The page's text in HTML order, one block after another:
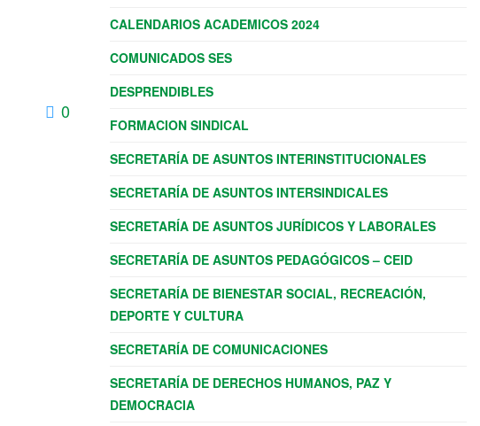
0
CALENDARIOS ACADEMICOS 2024
COMUNICADOS SES
DESPRENDIBLES
FORMACION SINDICAL
SECRETARÍA DE ASUNTOS INTERINSTITUCIONALES
SECRETARÍA DE ASUNTOS INTERSINDICALES
SECRETARÍA DE ASUNTOS JURÍDICOS Y LABORALES
SECRETARÍA DE ASUNTOS PEDAGÓGICOS – CEID
SECRETARÍA DE BIENESTAR SOCIAL, RECREACIÓN,
DEPORTE Y CULTURA
SECRETARÍA DE COMUNICACIONES
SECRETARÍA DE DERECHOS HUMANOS, PAZ Y
DEMOCRACIA